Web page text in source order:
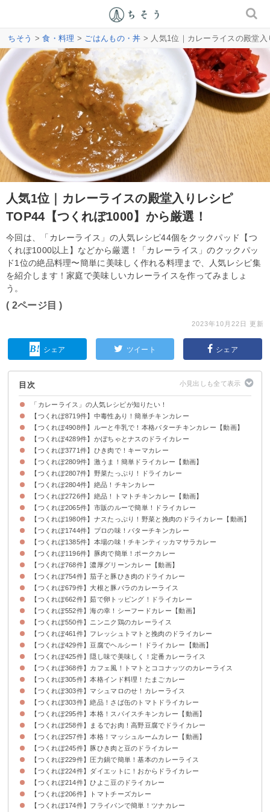
ちそう >食・料理 > ごはんもの・丼 > 人気1位｜カレーライスの殿堂
人気1位｜カレーライスの殿堂入りレシピ
TOP44【つくれぽ1000】から厳選！
今回は、「カレーライス」の人気レシピ44個をクックパッド【つ
くれぽ1000以上】などから厳選！「カレーライス」のクックパッ
ド1位の絶品料理〜簡単に美味しく作れる料理まで、人気レシピ集
を紹介します！家庭で美味しいカレーライスを作ってみましょ
う。
( 2ページ目 )
2023年10月22日 更新
シェア ツイート シェア
目次
「カレーライス」の人気レシピが知りたい！
【つくれぽ8719件】中毒性あり！簡単チキンカレー
【つくれぽ4908件】ルーと牛乳で！本格バターチキンカレー【動画】
【つくれぽ4289件】かぼちゃとナスのドライカレー
【つくれぽ3771件】ひき肉で！キーマカレー
【つくれぽ2809件】激うま！簡単ドライカレー【動画】
【つくれぽ2807件】野菜たっぷり！ドライカレー
【つくれぽ2804件】絶品！チキンカレー
【つくれぽ2726件】絶品！トマトチキンカレー【動画】
【つくれぽ2065件】市販のルーで簡単！ドライカレー
【つくれぽ1980件】ナスたっぷり！野菜と挽肉のドライカレー【動画】
【つくれぽ1744件】プロの味！バターチキンカレー
【つくれぽ1385件】本場の味！チキンティッカマサラカレー
【つくれぽ1196件】豚肉で簡単！ポークカレー
【つくれぽ768件】濃厚グリーンカレー【動画】
【つくれぽ754件】茄子と豚ひき肉のドライカレー
【つくれぽ679件】大根と豚バラのカレーライス
【つくれぽ662件】茹で卵トッピング！ドライカレー
【つくれぽ552件】海の幸！シーフードカレー【動画】
【つくれぽ550件】ニンニク鶏のカレーライス
【つくれぽ461件】フレッシュトマトと挽肉のドライカレー
【つくれぽ429件】豆腐でヘルシー！ドライカレー【動画】
【つくれぽ425件】隠し味で美味しく！定番カレーライス
【つくれぽ368件】カフェ風！トマトとココナッツのカレーライス
【つくれぽ305件】本格インド料理！たまごカレー
【つくれぽ303件】マシュマロのせ！カレーライス
【つくれぽ303件】絶品！さば缶のトマトドライカレー
【つくれぽ295件】本格！スパイスチキンカレー【動画】
【つくれぽ258件】まるでお肉！高野豆腐でドライカレー
【つくれぽ257件】本格！マッシュルームカレー【動画】
【つくれぽ245件】豚ひき肉と豆のドライカレー
【つくれぽ229件】圧力鍋で簡単！基本のカレーライス
【つくれぽ224件】ダイエットに！おからドライカレー
【つくれぽ214件】ひよこ豆のドライカレー
【つくれぽ206件】トマトチーズカレー
【つくれぽ174件】フライパンで簡単！ツナカレー